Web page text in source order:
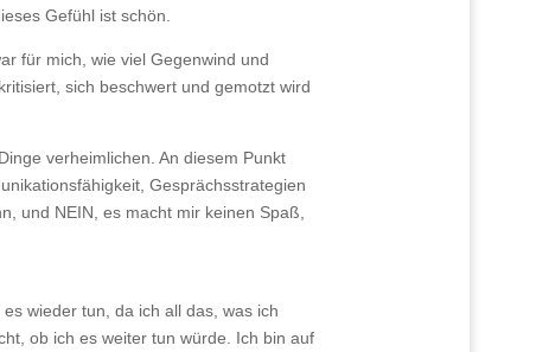
Gefühl ist schön.
für mich, wie viel Gegenwind und
sich beschwert und gemotzt wird
verheimlichen. An diesem Punkt
Gesprächsstrategien
und NEIN, es macht mir keinen Spaß,
wieder tun, da ich all das, was ich
ob ich es weiter tun würde. Ich bin auf